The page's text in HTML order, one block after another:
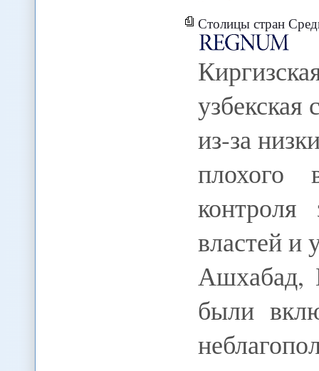
Столицы стран
из-за
плохого
властей и
Ашхабад,
были